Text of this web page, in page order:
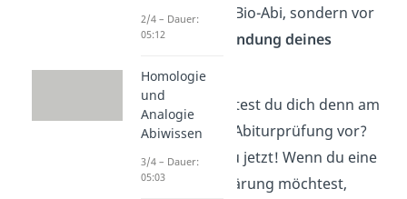
guten Note im Bio-Abi, sondern vor
allem die
Anwendung deines
Wissens
Doch wie bereitest du dich denn am
besten auf die Abiturprüfung vor?
Das erfährst du jetzt! Wenn du eine
schnellere Erklärung möchtest,
2/4 – Dauer:
05:12
Homologie
und
Analogie
Abiwissen
3/4 – Dauer:
05:03